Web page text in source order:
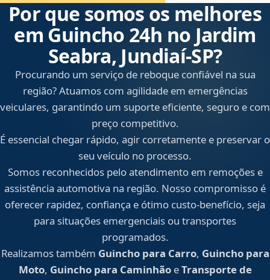
Por que somos os melhores
em Guincho 24h no Jardim
Seabra, Jundiaí‑SP?
Procurando um serviço de reboque confiável na sua
região? Atuamos com agilidade em emergências
veiculares, garantindo um suporte eficiente, seguro e com
preço competitivo.
É essencial chegar rápido, agir corretamente e preservar o
seu veículo no processo.
Somos reconhecidos pelo atendimento em remoções e
assistência automotiva na região. Nosso compromisso é
oferecer rapidez, confiança e ótimo custo-benefício, seja
para situações emergenciais ou transportes
programados.
Realizamos também Guincho para Carro, Guincho para
Moto, Guincho para CaminhãoeTransporte de